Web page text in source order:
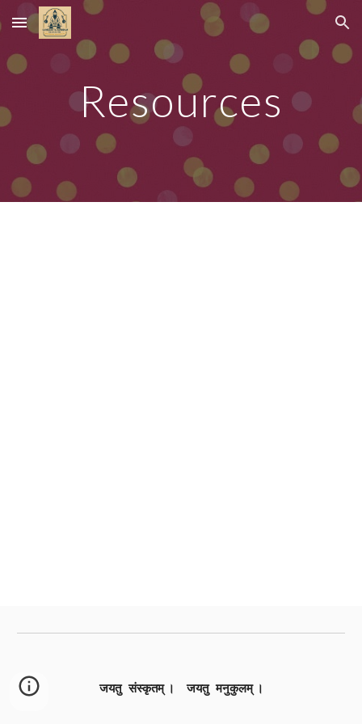
Skip to main content Skip to navigation
Resources
जयतु संस्कृतम् । जयतु मनुकुलम् ।